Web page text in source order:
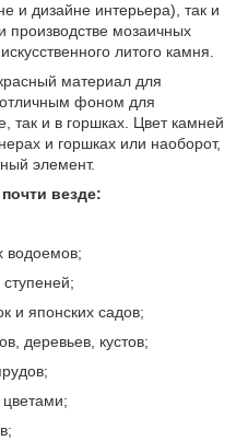
и дизайне интерьера), так и
производстве мозаичных
литого камня.
материал для
отличным фоном для
так и в горшках. Цвет камней
и горшках или наоборот,
элемент.
везде:
водоемов;
и японских садов;
деревьев, кустов;